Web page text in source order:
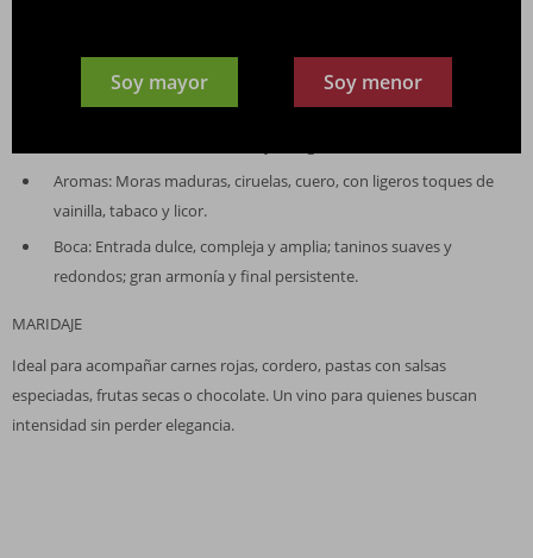
Soy mayor Soy menor
roble americano nuevo.
Aromas: Moras maduras, ciruelas, cuero, con ligeros toques de
vainilla, tabaco y licor.
Boca: Entrada dulce, compleja y amplia; taninos suaves y
redondos; gran armonía y final persistente.
MARIDAJE
Ideal para acompañar carnes rojas, cordero, pastas con salsas
especiadas, frutas secas o chocolate. Un vino para quienes buscan
intensidad sin perder elegancia.